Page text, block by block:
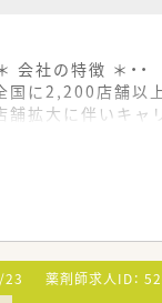
＊ 会社の特徴 ＊・・
に2,200店舗以上
拡大に伴いキャ
種や職域に合わせ
剤師が中心の会社
舗拡大に伴い、エ
宅や教育等の専門
他にも、管理部
実施店舗は年々
休暇は3歳まで取
薬剤師求人ID：